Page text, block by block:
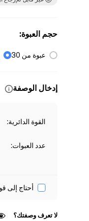
حجم العبوة:
عبوة من 30
إدخال الوصفة
القوة الدائرية:
عدد العبوات:
أحتاج إلى
لا تعرف وصفتك؟